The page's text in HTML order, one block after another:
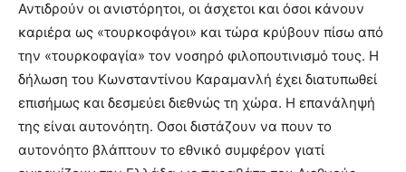
Αντιδρούν οι ανιστόρητοι, οι άσχετοι και όσοι κάνουν
καριέρα ως «τουρκοφάγοι» και τώρα κρύβουν πίσω από
την «τουρκοφαγία» τον νοσηρό φιλοπουτινισμό τους. Η
δήλωση του Κωνσταντίνου Καραμανλή έχει διατυπωθεί
επισήμως και δεσμεύει διεθνώς τη χώρα. Η επανάληψή
της είναι αυτονόητη. Οσοι διστάζουν να πουν το
αυτονόητο βλάπτουν το εθνικό συμφέρον γιατί